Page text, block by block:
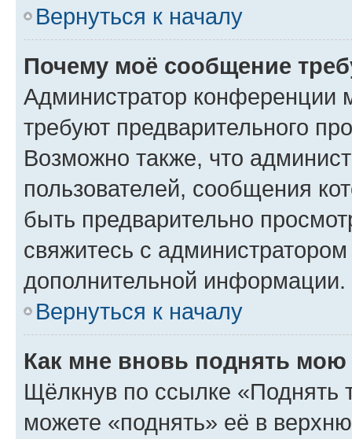
Вернуться к началу
Почему моё сообщение
Администратор конференции
требуют предварительного
Возможно также, что
пользователей, сообщения
быть предварительно
свяжитесь с
дополнительной информации.
Вернуться к началу
Как мне вновь поднять мою
Щёлкнув по ссылке «Поднять
можете «поднять» её в